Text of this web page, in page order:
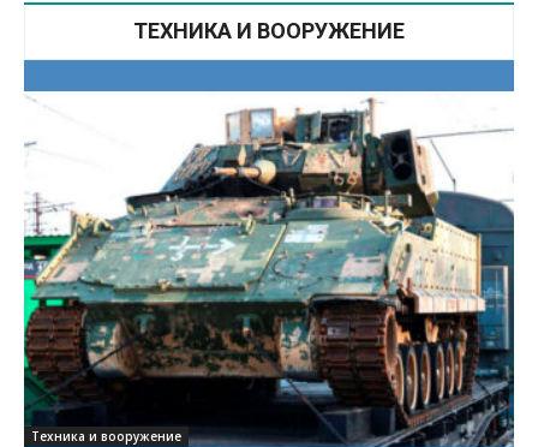
ТЕХНИКА И ВООРУЖЕНИЕ
Техника и вооружение